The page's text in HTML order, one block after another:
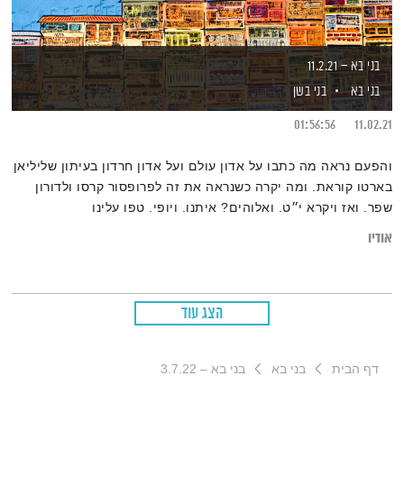
בני בא – 11.2.21
בני בא
בני בשן
11.02.21
01:56:56
והפעם נראה מה כתבו על אדון עולם ועל אדון חרדון בעיתון שליליאן
בארטו קוראת. ומה יקרה כשנראה את זה לפרופסור קרסו ולדורון
שפר. ואז ויקרא י״ט. ואלוהים? איתנו. ויופי. טפו עלינו
אודיו
הצג עוד
דף הבית בני בא בני בא – 3.7.22